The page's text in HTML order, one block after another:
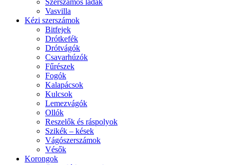
Szerszámos ládák
Vasvilla
Kézi szerszámok
Bitfejek
Drótkefék
Drótvágók
Csavarhúzók
Fűrészek
Fogók
Kalapácsok
Kulcsok
Lemezvágók
Ollók
Reszelők és ráspolyok
Szikék – kések
Vágószerszámok
Vésők
Korongok